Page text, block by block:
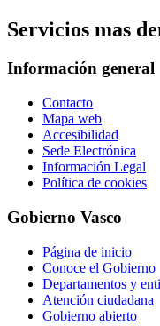
Servicios mas
Información general
Contacto
Mapa web
Accesibilidad
Sede Electrónica
Información Legal
Política de cookies
Gobierno Vasco
Página de inicio
Conoce el Gobierno
Departamentos y
Atención ciudadana
Gobierno abierto